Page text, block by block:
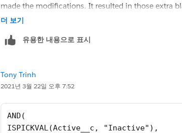
made the modifications. It resulted in those extra
strange, but now I know not to do that again.
더 보기
유용한 내용으로 표시
Tony Trinh
2021년 3월 22일 오후 7:52
AND(
ISPICKVAL(Active__c, "Inactive"),